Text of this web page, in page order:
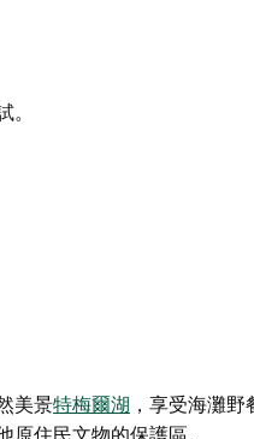
美景特梅爾湖 ，享受海灘野